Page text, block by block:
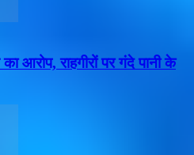
आरोप, राहगीरों पर गंदे पानी के